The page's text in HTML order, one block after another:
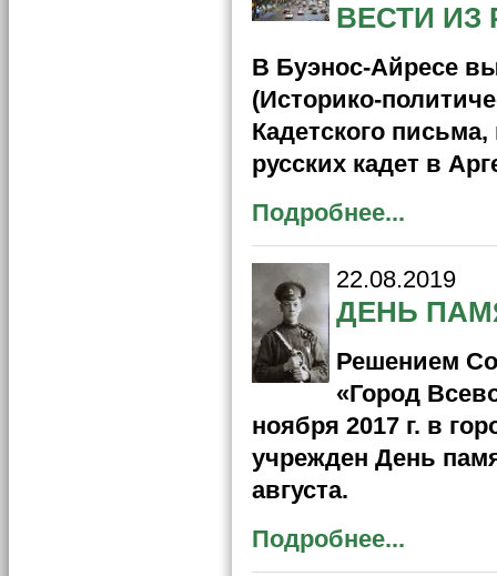
ВЕСТИ ИЗ
В Буэнос-Айресе
(Историко-
Кадетского
русских кадет в
Подробнее...
22.08.2019
ДЕНЬ
Решением
«Город
ноября 2017 г. в
учрежден День
августа.
Подробнее...